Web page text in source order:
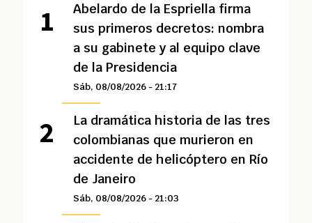
Abelardo de la Espriella firma
sus primeros decretos: nombra
a su gabinete y al equipo clave
de la Presidencia
Sáb, 08/08/2026 - 21:17
La dramática historia de las tres
colombianas que murieron en
accidente de helicóptero en Río
de Janeiro
Sáb, 08/08/2026 - 21:03